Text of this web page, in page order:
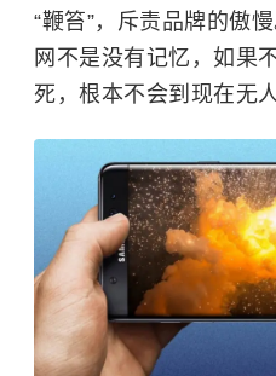
“鞭笞”，斥责品牌的傲
网不是没有记忆，如果
死，根本不会到现在无